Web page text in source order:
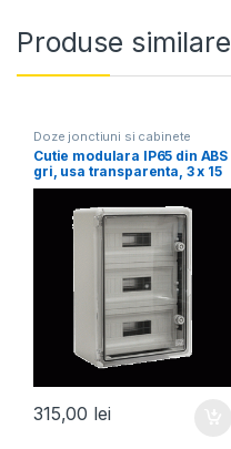
Produse similare
Doze jonctiuni si cabinete
Cutie modulara IP65 din ABS
gri, usa transparenta, 3 x 15
module, 350x500x190 mm
315,00 lei